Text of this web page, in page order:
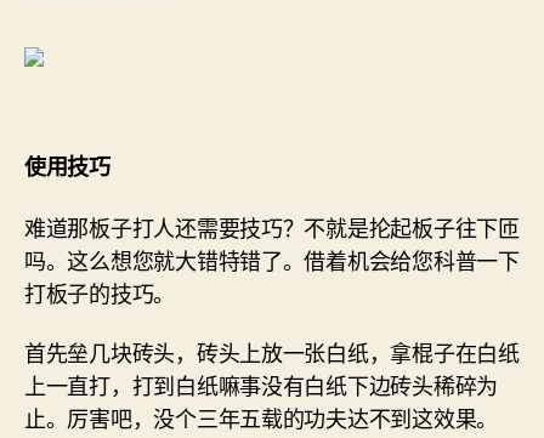
使用技巧
难道那板子打人还需要技巧？不就是抡起板子往下匝
吗。这么想您就大错特错了。借着机会给您科普一下
打板子的技巧。
首先垒几块砖头，砖头上放一张白纸，拿棍子在白纸
上一直打，打到白纸嘛事没有白纸下边砖头稀碎为
止。厉害吧，没个三年五载的功夫达不到这效果。